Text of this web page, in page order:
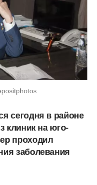
сегодня в районе
клиник на юго-
проходил
заболевания